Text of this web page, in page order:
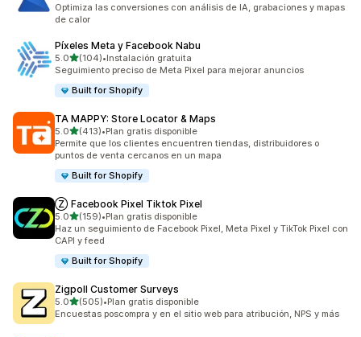
Optimiza las conversiones con análisis de IA, grabaciones y mapas
de calor
Píxeles Meta y Facebook Nabu
5.0de 5 estrellas
(104)
104 reseñas en total
•Instalación gratuita
Seguimiento preciso de Meta Pixel para mejorar anuncios
Built for Shopify
TA MAPPY: Store Locator & Maps
5.0de 5 estrellas
(413)
413 reseñas en total
•Plan gratis disponible
Permite que los clientes encuentren tiendas, distribuidores o
puntos de venta cercanos en un mapa
Built for Shopify
Ⓩ Facebook Pixel Tiktok Pixel
5.0de 5 estrellas
(159)
159 reseñas en total
•Plan gratis disponible
Haz un seguimiento de Facebook Pixel, Meta Pixel y TikTok Pixel con
CAPI y feed
Built for Shopify
Zigpoll Customer Surveys
5.0de 5 estrellas
(505)
505 reseñas en total
•Plan gratis disponible
Encuestas poscompra y en el sitio web para atribución, NPS y más